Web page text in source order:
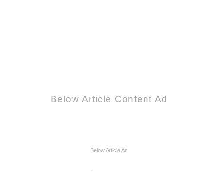
Below Article Content Ad
Below Article Ad